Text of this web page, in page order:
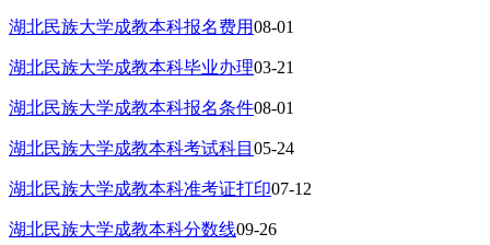
湖北民族大学成教本科报名费用08-01
湖北民族大学成教本科毕业办理03-21
湖北民族大学成教本科报名条件08-01
湖北民族大学成教本科考试科目 05-24
湖北民族大学成教本科准考证打印07-12
湖北民族大学成教本科分数线09-26